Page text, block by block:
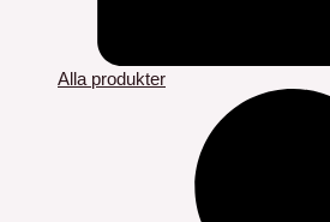
Alla produkter